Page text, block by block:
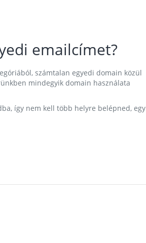
emailcímet?
számtalan egyedi domain közül
mindegyik domain használata
így nem kell több helyre belépned, egy